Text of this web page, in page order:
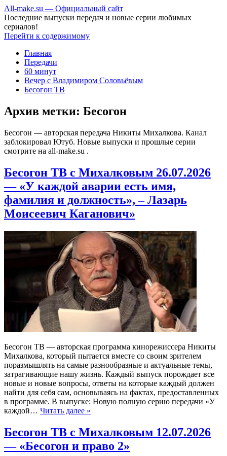
All-make.su — Официальный сайт
Последние выпуски передач и новые серии любимых
сериалов!
Перейти к содержимому
Главная
Передачи
60 минут
Вечер с Владимиром Соловьёвым
Бесогон ТВ
Архив метки: Бесогон
Бесогон — авторская передача Никиты Михалкова. Канал
заблокировал Ютуб. Новые выпуски и прошлые серии
смотрите на all-make.su .
Бесогон ТВ с Михалковым 26.07.2026
— «У каждой аварии есть имя,
фамилия и должность», – Лазарь
Моисеевич Каганович»
Бесогон ТВ — авторская программа кинорежиссера Никиты
Михалкова, который пытается вместе со своим зрителем
поразмышлять на самые разнообразные и актуальные темы,
затрагивающие нашу жизнь. Каждый выпуск порождает все
новые и новые вопросы, ответы на которые каждый должен
найти для себя сам, основываясь на фактах, предоставленных
в программе. В выпуске: Новую полную серию передачи «У
каждой… Читать далее »
Бесогон ТВ с Михалковым 12.07.2026
— «Бесогон и право 2»